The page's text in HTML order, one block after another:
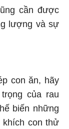
cần được
lượng và sự
con ăn, hãy
của rau
biến những
khích con thử